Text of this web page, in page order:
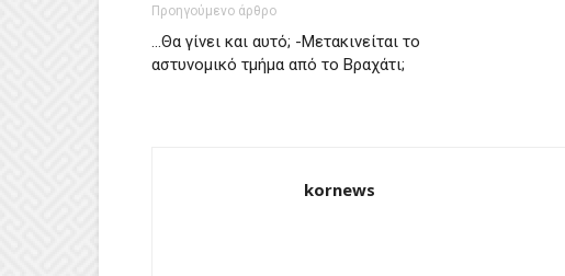
Προηγούμενο άρθρο
…Θα γίνει και αυτό; -Μετακινείται το
αστυνομικό τμήμα από το Βραχάτι;
kornews